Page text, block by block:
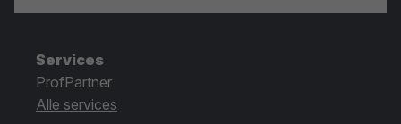
Services
ProfPartner
Alle services